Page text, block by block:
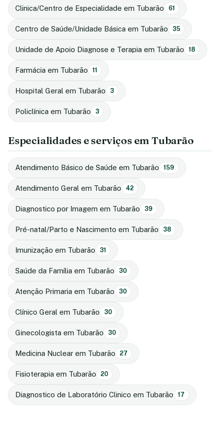
Clinica/Centro de Especialidade em Tubarão 61
Centro de Saúde/Unidade Básica em Tubarão 35
Unidade de Apoio Diagnose e Terapia em Tubarão 18
Farmácia em Tubarão 11
Hospital Geral em Tubarão 3
Policlínica em Tubarão 3
Especialidades e serviços em Tubarão
Atendimento Básico de Saúde em Tubarão 159
Atendimento Geral em Tubarão 42
Diagnostico por Imagem em Tubarão 39
Pré-natal/Parto e Nascimento em Tubarão 38
Imunização em Tubarão 31
Saúde da Família em Tubarão 30
Atenção Primaria em Tubarão 30
Clínico Geral em Tubarão 30
Ginecologista em Tubarão 30
Medicina Nuclear em Tubarão 27
Fisioterapia em Tubarão 20
Diagnostico de Laboratório Clinico em Tubarão 17